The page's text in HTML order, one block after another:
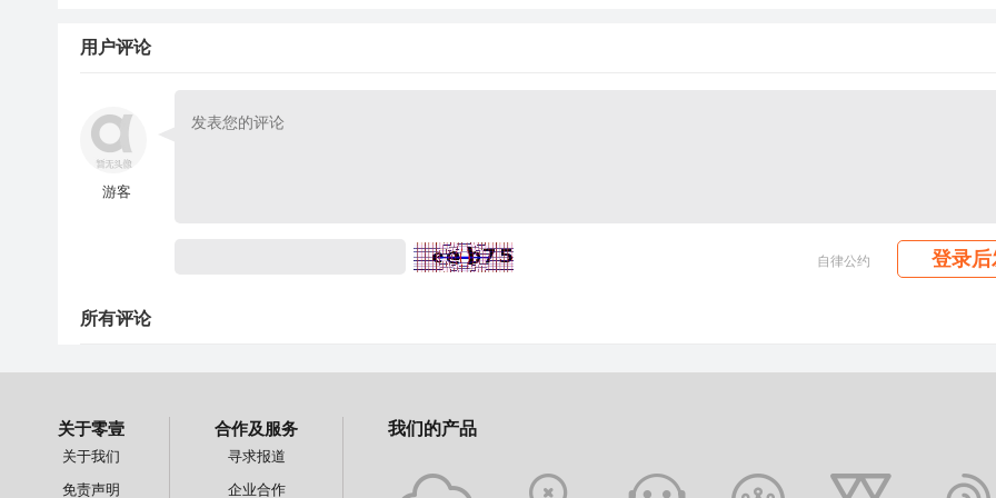
用户评论
游客
自律公约 登录后
所有评论
关于零壹
关于我们
免责声明
合作及服务
寻求报道
企业合作
我们的产品